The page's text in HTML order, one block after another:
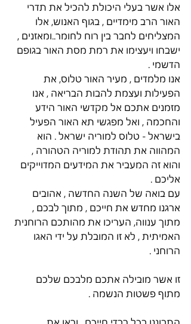
אלו אשר בעלי היכולת להכיל את תדרי
האור הרב מימדיים , בגוף האנוש, אלו
המצליחים לחבר בין רוח לחומר..ומאזנים ,
ישבחו ויעצימו את רמת מסת האור בגופם
הדשמי .
אנו מלמדים , מעיר האור טלוס, את
הפעילות ועצמת להבות הבריאה , אנו
מזמנים אתכם אל מקדשי האור הידע
והחכמה , ואל מפגשי תא האור הפעיל
בישראל - טלוס למוריה ישראל . הוא
המהווה את תהודת למוריה הטהורה ,
והוא זה המעביר את המידעים המדוייקים
אליכם .
עם בואה של השנה החדשה , אהובים
ארגנו מחדש את חייכם , מתוך לבכם ,
מתוך ענווה, העריכו את מהותכם הרוחנית
האמיתית , לא זו המובלת על ידי האגו
הרוחני .
זו אשר מובילה אתכם מלבכם שלכם
מתוף פשטות הנשמה .